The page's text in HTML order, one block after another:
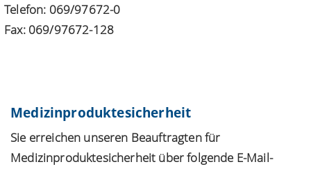
Telefon: 069/97672-0
Fax: 069/97672-128
Medizinproduktesicherheit
Sie erreichen unseren Beauftragten für
Medizinproduktesicherheit über folgende E-Mail-